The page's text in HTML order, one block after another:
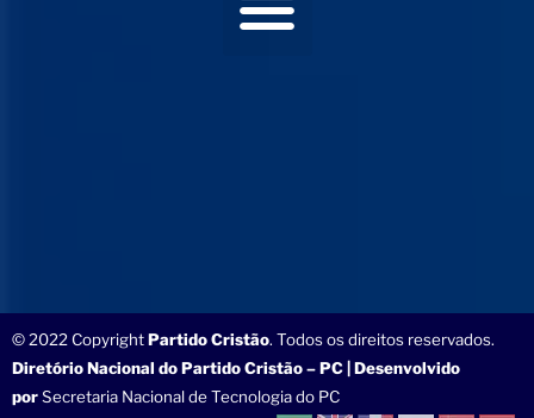
© 2022 CopyrightPartido Cristão. Todos os direitos reservados.
Diretório Nacional do Partido Cristão – PC | Desenvolvido
porSecretaria Nacional de Tecnologia do PC